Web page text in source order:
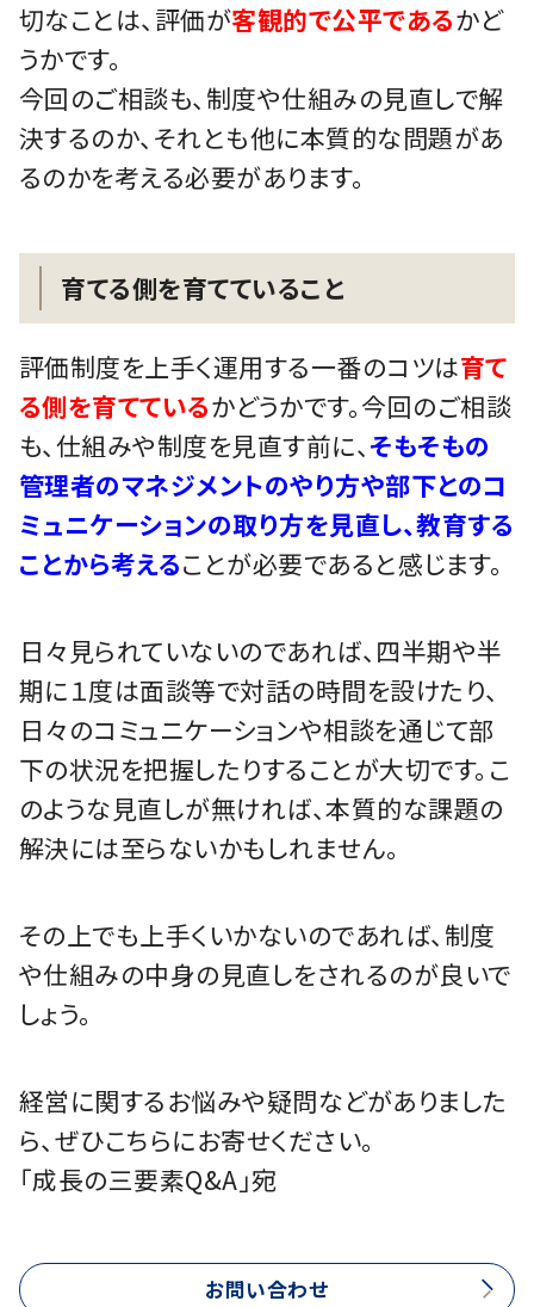
切なことは、評価が客観的で公平であるかど
うかです。
今回のご相談も、制度や仕組みの見直しで解
決するのか、それとも他に本質的な問題があ
るのかを考える必要があります。
育てる側を育てていること
評価制度を上手く運用する一番のコツは育て
る側を育てているかどうかです。今回のご相談
も、仕組みや制度を見直す前に、そもそもの
管理者のマネジメントのやり方や部下とのコ
ミュニケーションの取り方を見直し、教育する
ことから考えることが必要であると感じます。
日々見られていないのであれば、四半期や半
期に１度は面談等で対話の時間を設けたり、
日々のコミュニケーションや相談を通じて部
下の状況を把握したりすることが大切です。こ
のような見直しが無ければ、本質的な課題の
解決には至らないかもしれません。
その上でも上手くいかないのであれば、制度
や仕組みの中身の見直しをされるのが良いで
しょう。
経営に関するお悩みや疑問などがありました
ら、ぜひこちらにお寄せください。
「成長の三要素Q&A」宛
お問い合わせ